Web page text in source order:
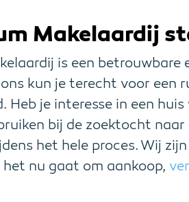
Makelaardij
is een
kun je terecht voor een
Heb je interesse in een
bij de zoektocht
het hele proces. Wij
nu gaat om aankoop,